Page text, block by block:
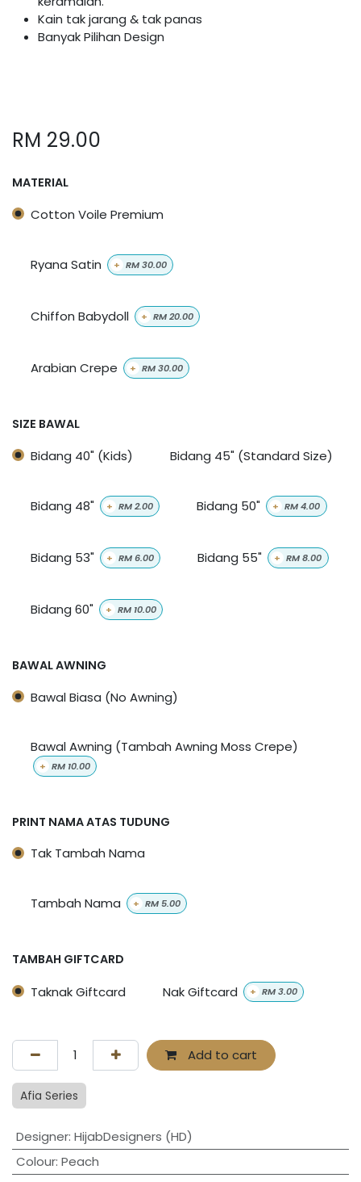
Kain tak jarang & tak panas
Banyak Pilihan Design
RM 29.00
MATERIAL
Cotton Voile Premium
Ryana Satin + RM30.00
Chiffon Babydoll + RM20.00
Arabian Crepe + RM30.00
SIZE BAWAL
Bidang 40" (Kids) Bidang 45" (Standard Size)
Bidang 48" + RM2.00 Bidang 50" + RM4.00
Bidang 53" + RM6.00 Bidang 55" + RM8.00
Bidang 60" + RM 10.00
BAWAL AWNING
Bawal Biasa (No Awning)
Bawal Awning (Tambah Awning Moss Crepe)
+ RM 10.00
PRINT NAMA ATAS TUDUNG
Tak Tambah Nama
Tambah Nama + RM5.00
TAMBAH GIFTCARD
Taknak Giftcard Nak Giftcard + RM3.00
Add to cart
Afia Series
Designer: HijabDesigners (HD)
Colour: Peach